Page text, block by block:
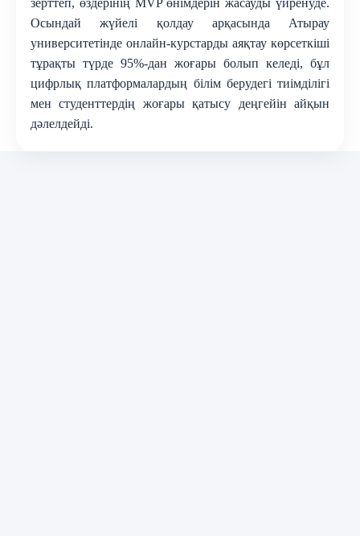
зерттеп, өздерінің MVP өнімдерін жасауды үйренуде.
Осындай жүйелі қолдау арқасында Атырау
университетінде онлайн-курстарды аяқтау көрсеткіші
тұрақты түрде 95%-дан жоғары болып келеді, бұл
цифрлық платформалардың білім берудегі тиімділігі
мен студенттердің жоғарықатысу деңгейін айқын
дәлелдейді.